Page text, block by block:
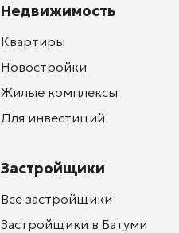
Недвижимость
Квартиры
Новостройки
Жилые комплексы
Для инвестиций
Застройщики
Все застройщики
Застройщики в Батуми